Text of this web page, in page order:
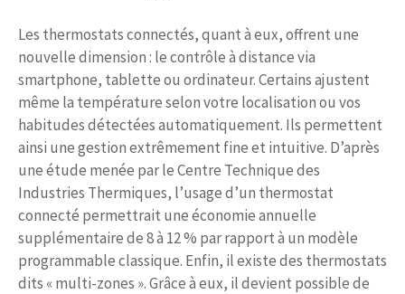
Les thermostats connectés, quant à eux, offrent une
nouvelle dimension : le contrôle à distance via
smartphone, tablette ou ordinateur. Certains ajustent
même la température selon votre localisation ou vos
habitudes détectées automatiquement. Ils permettent
ainsi une gestion extrêmement fine et intuitive. D’après
une étude menée par le Centre Technique des
Industries Thermiques, l’usage d’un thermostat
connecté permettrait une économie annuelle
supplémentaire de 8 à 12 % par rapport à un modèle
programmable classique. Enfin, il existe des thermostats
dits « multi-zones ». Grâce à eux, il devient possible de